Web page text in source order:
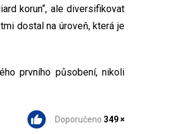
korun“, ale diversifikovat
dostal na úroveň, která je
prvního působení, nikoli
Doporučeno 349 ×